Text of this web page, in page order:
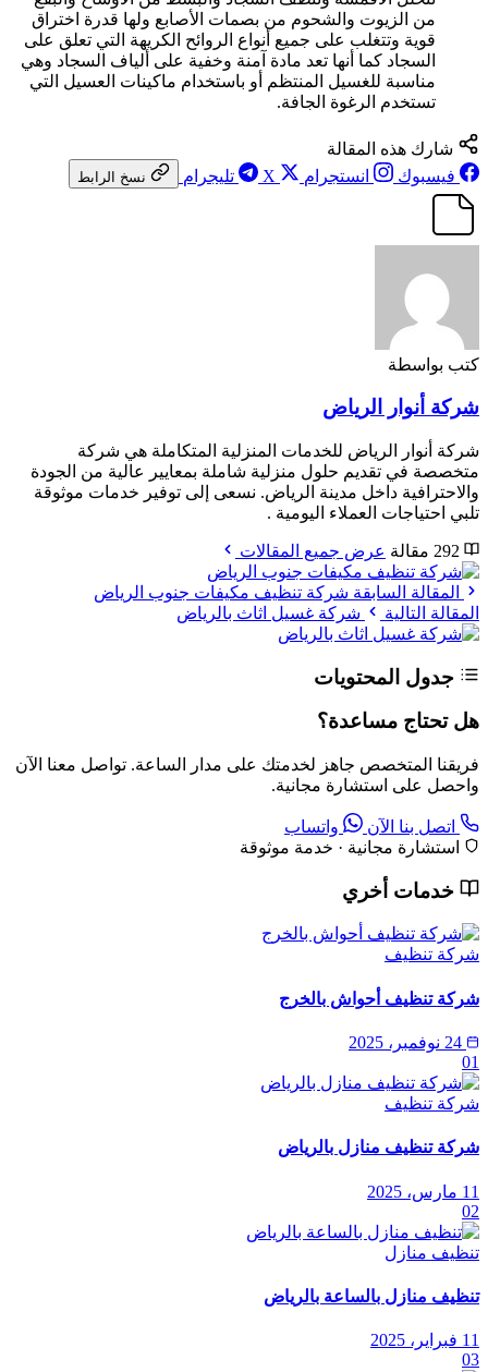
من الزيوت والشحوم من بصمات الأصابع ولها قدرة اختراق
قوية وتتغلب على جميع أنواع الروائح الكريهة التي تعلق على
السجاد كما أنها تعد مادة آمنة وخفية على ألياف السجاد وهي
مناسبة للغسيل المنتظم أو باستخدام ماكينات العسيل التي
تستخدم الرغوة الجافة.
شارك هذه المقالة
فيسبوك
انستجرام X تليجرام نسخ الرابط
كتب بواسطة
شركة أنوار الرياض
شركة أنوار الرياض للخدمات المنزلية المتكاملة هي شركة
متخصصة في تقديم حلول منزلية شاملة بمعايير عالية من الجودة
والاحترافية داخل مدينة الرياض. نسعى إلى توفير خدمات موثوقة
تلبي احتياجات العملاء اليومية .
عرض جميع المقالات
المقالة السابقة شركة تنظيف مكيفات جنوب الرياض
المقالة التالية
شركة غسيل اثاث بالرياض
جدول المحتويات
هل تحتاج مساعدة؟
فريقنا المتخصص جاهز لخدمتك على مدار الساعة. تواصل معنا الآن
واحصل على استشارة مجانية.
اتصل بنا الآن
واتساب
استشارة مجانية · خدمة موثوقة
خدمات أخري
شركة تنظيف
شركة تنظيف أحواش بالخرج
01
شركة تنظيف
شركة تنظيف منازل بالرياض
11 مارس، 2025
02
تنظيف منازل
تنظيف منازل بالساعة بالرياض
11 فبراير، 2025
03